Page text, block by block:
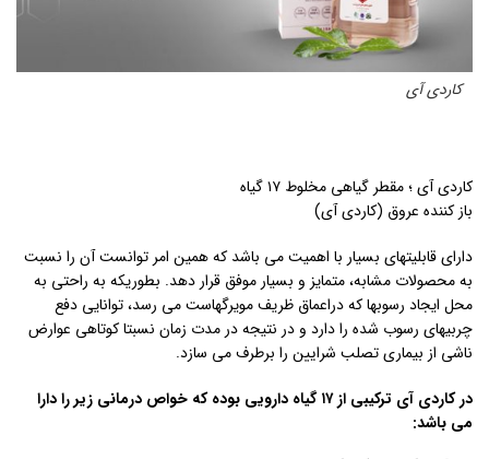
کاردی آی
کاردی آی ؛ مقطر گیاهی مخلوط ۱۷ گیاه
باز کننده عروق (کاردی آی)
دارای قابلیتهای بسیار با اهمیت می باشد که همین امر توانست آن را نسبت
به محصولات مشابه، متمایز و بسیار موفق قرار دهد. بطوریکه به راحتی به
محل ایجاد رسوبها که دراعماق ظریف مویرگهاست می رسد، توانایی دفع
چربیهای رسوب شده را دارد و در نتیجه در مدت زمان نسبتا کوتاهی عوارض
ناشی از بیماری تصلب شرایین را برطرف می سازد.
در کاردی آی ترکیبی از ۱۷ گیاه دارویی بوده که خواص درمانی زیر را دارا
می باشد: